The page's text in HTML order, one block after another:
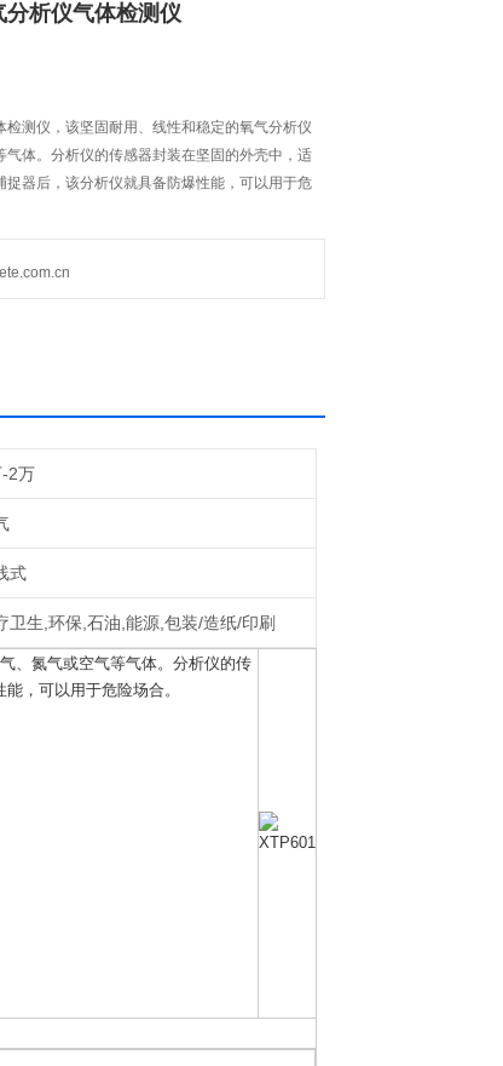
析仪气体检测仪
测仪，该坚固耐用、线性和稳定的氧气分析仪
气体。分析仪的传感器封装在坚固的外壳中，适
器后，该分析仪就具备防爆性能，可以用于危
2万
式
卫生,环保,石油,能源,包装/造纸/印刷
、氮气或空气等气体。分析仪的传
，可以用于危险场合。